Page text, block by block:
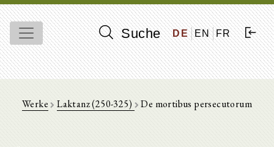
Suche DE EN FR
Werke Laktanz (250-325) De mortibus persecutorum